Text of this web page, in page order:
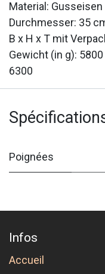
Material:
Durchmesser: 35
B x H x T mit
Gewicht (in g):
6300
Poignées
Infos
Accueil